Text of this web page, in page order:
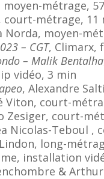
moyen-métrage,
court-métrage, 11
Norda, moyen-
– CGT, Climarx,
– Malik Bentalha
vidéo, 3 min
, Alexandre
Viton, court-
Zesiger, court-
Nicolas-Teboul ,
long-
installation
&